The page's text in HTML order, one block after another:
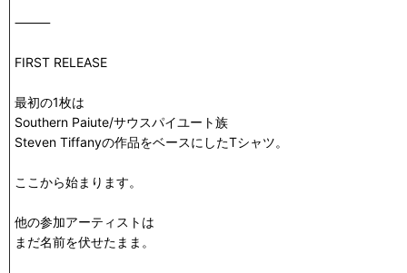
⸻
FIRST RELEASE
最初の1枚は
Southern Paiute/サウスパイユート族
Steven Tiffanyの作品をベースにしたTシャツ。
ここから始まります。
他の参加アーティストは
まだ名前を伏せたまま。